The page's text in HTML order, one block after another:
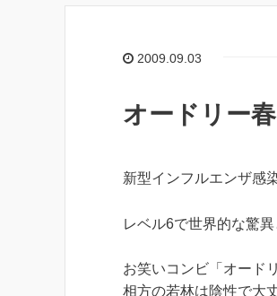
2009.09.03
オードリー
新型インフルエンザ感
レベル6で世界的な驚
お笑いコンビ「オード
相方の若林は陰性で大